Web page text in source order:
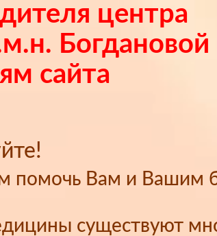
центра
сайта
помочь Вам и Вашим
существуют